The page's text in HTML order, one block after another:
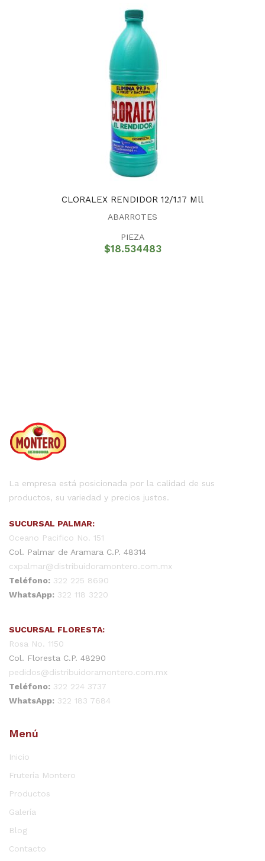
CLORALEX RENDIDOR 12/1.17 Mll
ABARROTES
PIEZA
$18.534483
La empresa está posicionada por la calidad de sus
productos, su variedad y precios justos.
SUCURSAL PALMAR:
Oceano Pacifico No. 151
Col. Palmar de Aramara C.P. 48314
cxpalmar@distribuidoramontero.com.mx
Teléfono: 322 225 8690
WhatsApp: 322 118 3220
SUCURSAL FLORESTA:
Rosa No. 1150
Col. Floresta C.P. 48290
pedidos@distribuidoramontero.com.mx
Teléfono: 322 224 3737
WhatsApp: 322 183 7684
Menú
Inicio
Frutería Montero
Productos
Galería
Blog
Contacto